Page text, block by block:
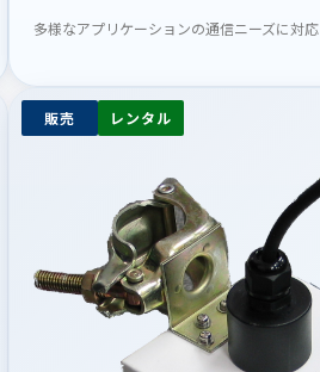
多様なアプリケーションの通信ニーズに対応
販売 レンタル